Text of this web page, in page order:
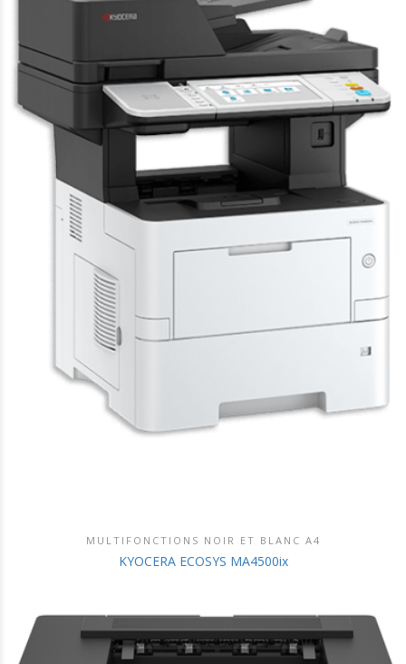
DÉCOUVRIR CE PRODUIT
MULTIFONCTIONS NOIR ET BLANC A4
KYOCERA ECOSYS MA4500ix